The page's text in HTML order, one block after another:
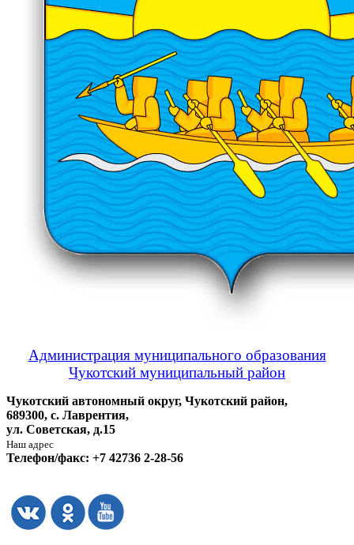
Администрация муниципального образования
Чукотский муниципальный район
Чукотский автономный округ, Чукотский район,
689300, с. Лаврентия,
ул. Советская, д.15
Наш адрес
Телефон/факс: +7 42736 2-28-56